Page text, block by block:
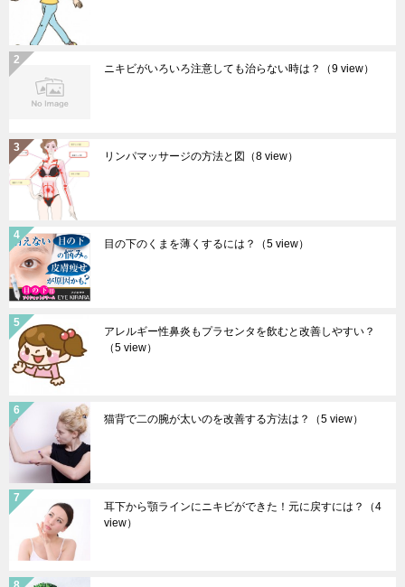
ニキビがいろいろ注意しても治らない時は？ （9 view）
リンパマッサージの方法と図 （8 view）
目の下のくまを薄くするには？ （5 view）
アレルギー性鼻炎もプラセンタを飲むと改善しやすい？
（5 view）
猫背で二の腕が太いのを改善する方法は？ （5 view）
耳下から顎ラインにニキビができた！元に戻すには？
（4
view）